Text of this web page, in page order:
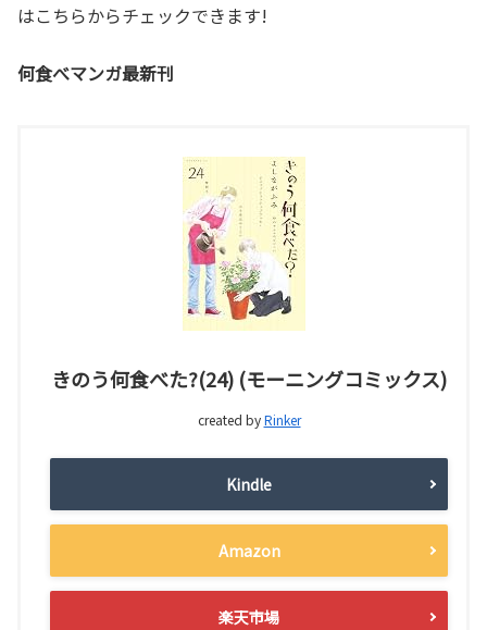
はこちらからチェックできます!
何食べマンガ最新刊
きのう何食べた?(24) (モーニングコミックス)
created byRinker
Kindle
Amazon
楽天市場